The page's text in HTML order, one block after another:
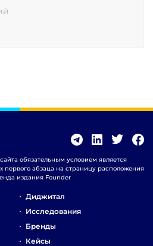
обязательным условием является
первого абзаца на страницу расположения
издания Founder
Диджитал
Исследования
Бренды
Кейсы